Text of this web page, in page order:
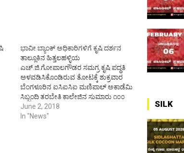
ಭಾವೀ ಬ್ಯಾಂಕ್‌ ಅಧಿಕಾರಿಗಳಿಗೆ ಕೃಷಿ ದರ್ಶನ
ತಾಲ್ಲೂಕಿನ ಹಿತ್ತಲಹಳ್ಳಿಯ
ಎಚ್.ಜಿ.ಗೋಪಾಲಗೌಡರ ಸಮಗ್ರ ಕೃಷಿ ಪದ್ಧತಿ
ಅಳವಡಿಸಿಕೊಂಡಿರುವ ತೋಟಕ್ಕೆ ಶುಕ್ರವಾರ
ಬೆಂಗಳೂರಿನ ಐಸಿಐಸಿಐ ಮಣಿಪಾಲ್ ಅಕಾಡೆಮಿ
ಸಿಬ್ಬಂದಿ ತರಬೇತಿ ಕಾಲೇಜಿನ ಸುಮಾರು ೧೦೦
ಮಂದಿ ವಿದ್ಯಾರ್ಥಿಗಳೊಂದಿಗೆ ಭೇಟಿ ನೀಡಿ
ಐಸಿಐಸಿಐ ಮಣಿಪಾಲ್ ಅಕಾಡೆಮಿ ಸಿಬ್ಬಂದಿ
June 2, 2018
In "News"
SILK